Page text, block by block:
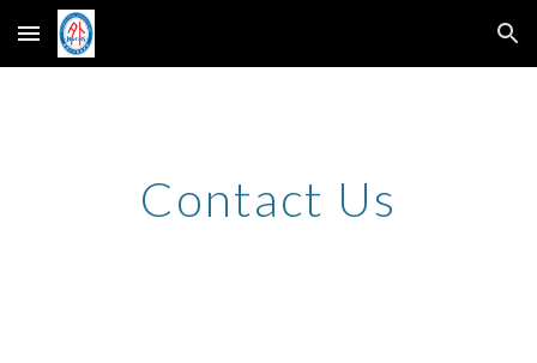
Skip to main content Skip to navigation
Contact Us